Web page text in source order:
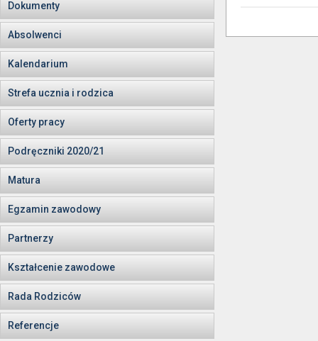
Dokumenty
Absolwenci
Kalendarium
Strefa ucznia i rodzica
Oferty pracy
Podręczniki 2020/21
Matura
Egzamin zawodowy
Partnerzy
Kształcenie zawodowe
Rada Rodziców
Referencje